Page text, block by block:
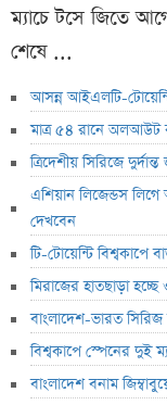
ম্যাচে টসে জিতে
শেষে ...
আসন্ন আইএলটি-
মাত্র ৫৪ রানে অলআউট
ত্রিদেশীয় সিরিজে
এশিয়ান লিজেন্ডস
দেখবেন
টি-টোয়েন্টি
মিরাজের হাতছাড়া
বাংলাদেশ-ভারত
বিশ্বকাপে স্পেনের দুই
বাংলাদেশ বনাম